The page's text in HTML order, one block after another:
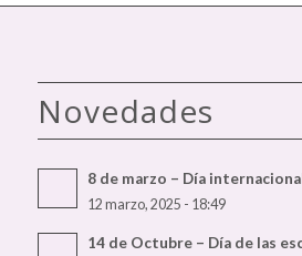
Novedades
8 de marzo – Día
12 marzo, 2025 - 18:49
14 de Octubre – Día de las